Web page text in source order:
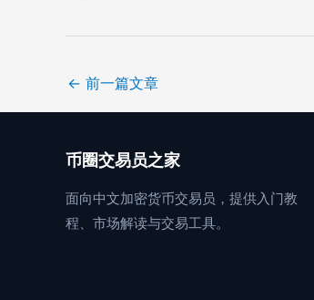
← 前一篇文章
币圈交易员之家
面向中文加密货币交易员，提供入门教
程、市场解读与交易工具。